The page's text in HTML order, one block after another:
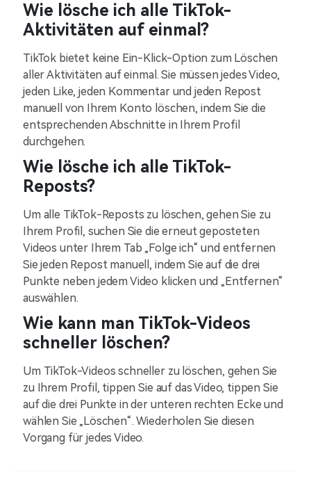
Wie lösche ich alle TikTok-
Aktivitäten auf einmal?
TikTok bietet keine Ein-Klick-Option zum Löschen
aller Aktivitäten auf einmal. Sie müssen jedes Video,
jeden Like, jeden Kommentar und jeden Repost
manuell von Ihrem Konto löschen, indem Sie die
entsprechenden Abschnitte in Ihrem Profil
durchgehen.
Wie lösche ich alle TikTok-
Reposts?
Um alle TikTok-Reposts zu löschen, gehen Sie zu
Ihrem Profil, suchen Sie die erneut geposteten
Videos unter Ihrem Tab „Folge ich“ und entfernen
Sie jeden Repost manuell, indem Sie auf die drei
Punkte neben jedem Video klicken und „Entfernen“
auswählen.
Wie kann man TikTok-Videos
schneller löschen?
Um TikTok-Videos schneller zu löschen, gehen Sie
zu Ihrem Profil, tippen Sie auf das Video, tippen Sie
auf die drei Punkte in der unteren rechten Ecke und
wählen Sie „Löschen“. Wiederholen Sie diesen
Vorgang für jedes Video.